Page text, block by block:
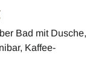
Bad mit Dusche,
Kaffee-